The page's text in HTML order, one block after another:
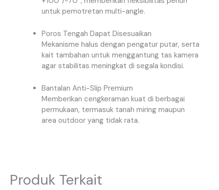
untuk pemotretan multi-angle.
Poros Tengah Dapat Disesuaikan
Mekanisme halus dengan pengatur putar, serta
kait tambahan untuk menggantung tas kamera
agar stabilitas meningkat di segala kondisi.
Bantalan Anti-Slip Premium
Memberikan cengkeraman kuat di berbagai
permukaan, termasuk tanah miring maupun
area outdoor yang tidak rata.
Produk Terkait